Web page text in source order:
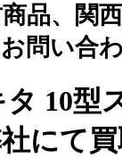
品、関
問い合
10型
社にて